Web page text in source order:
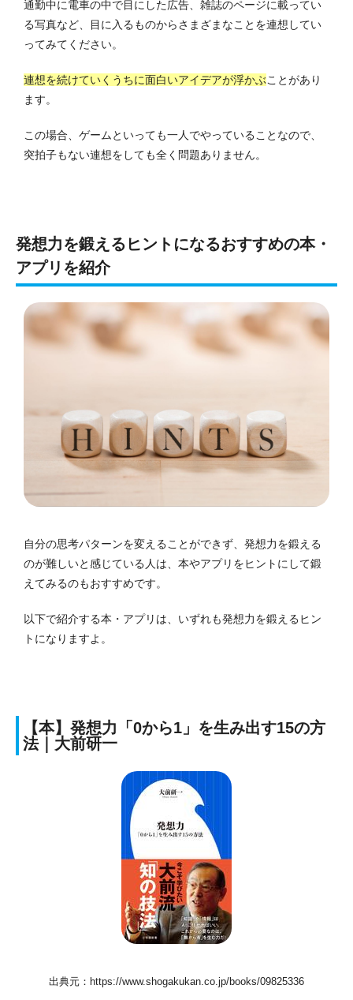
通勤中に電車の中で目にした広告、雑誌のページに載ってい
る写真など、目に入るものからさまざまなことを連想してい
ってみてください。
連想を続けていくうちに面白いアイデアが浮かぶことがあり
ます。
この場合、ゲームといっても一人でやっていることなので、
突拍子もない連想をしても全く問題ありません。
発想力を鍛えるヒントになるおすすめの本・
アプリを紹介
自分の思考パターンを変えることができず、発想力を鍛える
のが難しいと感じている人は、本やアプリをヒントにして鍛
えてみるのもおすすめです。
以下で紹介する本・アプリは、いずれも発想力を鍛えるヒン
トになりますよ。
【本】発想力「0から1」を生み出す15の方
法｜大前研一
出典元：https://www.shogakukan.co.jp/books/09825336